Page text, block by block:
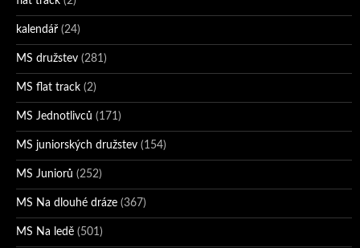
kalendář (24)
MS družstev (281)
MS flat track (2)
MS Jednotlivců (171)
MS juniorských družstev (154)
MS Juniorů (252)
MS Na dlouhé dráze (367)
MS Na ledě (501)